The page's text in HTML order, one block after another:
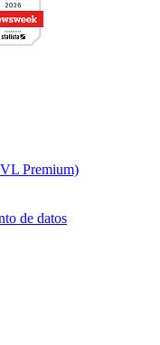
Premium)
de datos